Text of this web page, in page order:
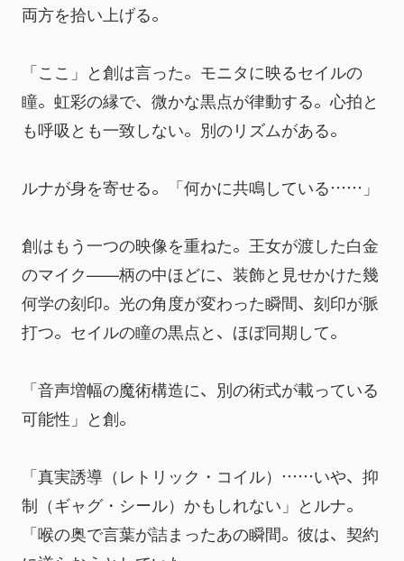
両方を拾い上げる。
「ここ」と創は言った。モニタに映るセイルの
瞳。虹彩の縁で、微かな黒点が律動する。心拍と
も呼吸とも一致しない。別のリズムがある。
ルナが身を寄せる。「何かに共鳴している……」
創はもう一つの映像を重ねた。王女が渡した白金
のマイク——柄の中ほどに、装飾と見せかけた幾
何学の刻印。光の角度が変わった瞬間、刻印が脈
打つ。セイルの瞳の黒点と、ほぼ同期して。
「音声増幅の魔術構造に、別の術式が載っている
可能性」と創。
「真実誘導（レトリック・コイル）……いや、抑
制（ギャグ・シール）かもしれない」とルナ。
「喉の奥で言葉が詰まったあの瞬間。彼は、契約